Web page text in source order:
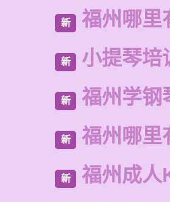
新 福州哪里
新 小提琴培
新 福州学钢
新 福州哪里
新 福州成人